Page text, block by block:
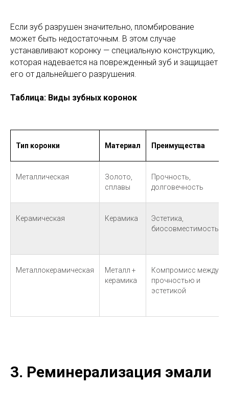
Если зуб разрушен значительно, пломбирование
может быть недостаточным. В этом случае
устанавливают коронку — специальную конструкцию,
которая надевается на поврежденный зуб и защищает
его от дальнейшего разрушения.
Таблица: Виды зубных коронок
Тип коронки Материал Преимущества
Металлическая
Золото,
сплавы
Прочность,
долговечность
Керамическая Керамика
Эстетика,
биосовместимость
Металлокерамическая
Металл +
керамика
Компромисс между
прочностью и
эстетикой
3. Реминерализация эмали